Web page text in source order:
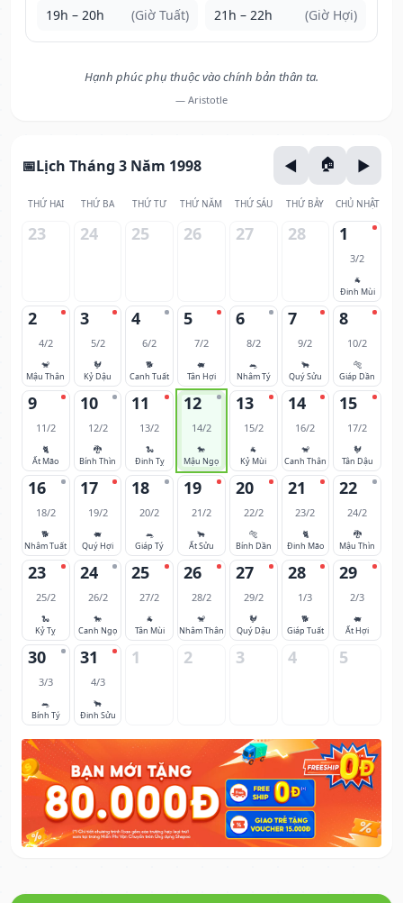
19h – 20h (Giờ Tuất) 21h – 22h (Giờ Hợi)
Hạnh phúc phụ thuộc vào chính bản thân ta.
— Aristotle
Lịch Tháng 3 Năm 1998
THỨ HAI THỨ BA THỨ TƯ THỨ NĂM THỨ SÁU THỨ BẢY CHỦ NHẬT
23 24 25 26 27 28 1
3/2
🐐
Đinh Mùi
2
4/2
🐒
Mậu Thân
3
5/2
🐓
Kỷ Dậu
4
6/2
🐕
Canh Tuất
5
7/2
🐖
Tân Hợi
6
8/2
🐀
Nhâm Tý
7
9/2
🐂
Quý Sửu
8
10/2
🐅
Giáp Dần
9
11/2
🐈
Ất Mão
10
12/2
🐉
Bính Thìn
11
13/2
🐍
Đinh Tỵ
12
14/2
🐎
Mậu Ngọ
13
15/2
🐐
Kỷ Mùi
14
16/2
🐒
Canh Thân
15
17/2
🐓
Tân Dậu
16
18/2
🐕
Nhâm Tuất
17
19/2
🐖
Quý Hợi
18
20/2
🐀
Giáp Tý
19
21/2
🐂
Ất Sửu
20
22/2
🐅
Bính Dần
21
23/2
🐈
Đinh Mão
22
24/2
🐉
Mậu Thìn
23
25/2
🐍
Kỷ Tỵ
24
26/2
🐎
Canh Ngọ
25
27/2
🐐
Tân Mùi
26
28/2
🐒
Nhâm Thân
27
29/2
🐓
Quý Dậu
28
1/3
🐕
Giáp Tuất
29
2/3
🐖
Ất Hợi
30
3/3
🐀
Bính Tý
31
4/3
🐂
Đinh Sửu
1 2 3 4 5